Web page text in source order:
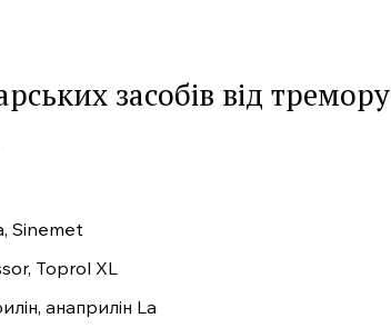
засобів від тремору
Sinemet
Toprol XL
анаприлін Lа